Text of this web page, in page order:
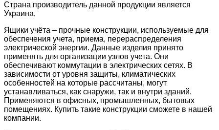
Страна производитель данной продукции является
Украина.
Ящики учёта – прочные конструкции, используемые для
обеспечения учета, приема, перераспределения
электрической энергии. Данные изделия принято
применять для организации узлов учета. Они
обеспечивают коммутации в электрических сетях. В
зависимости от уровня защиты, климатических
особенностей на которые рассчитаны, могут
устанавливаться, как снаружи, так и внутри зданий.
Применяются в офисных, промышленных, бытовых
помещениях. Купить такие конструкции сможете в нашей
компании.